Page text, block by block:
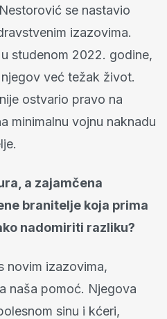
se nastavio
izazovima.
studenom 2022. godine,
već težak život.
ostvario pravo na
minimalnu vojnu naknadu
a zajamčena
branitelje koja prima
nadomiriti razliku?
novim izazovima,
naša pomoć. Njegova
sinu i kćeri,